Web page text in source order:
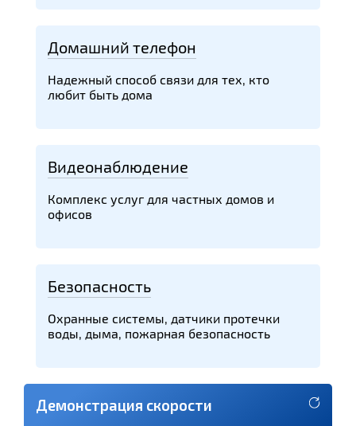
Домашний телефон
Надежный способ связи для тех, кто
любит быть дома
Видеонаблюдение
Комплекс услуг для частных домов и
офисов
Безопасность
Охранные системы, датчики протечки
воды, дыма, пожарная безопасность
Демонстрация скорости